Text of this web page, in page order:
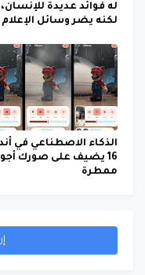
له فوائد عديدة للإنسان،
لكنه يضر وسائل الإعلام
الذكاء الاصطناعي في
16 يضيف على صورك
ممطرة